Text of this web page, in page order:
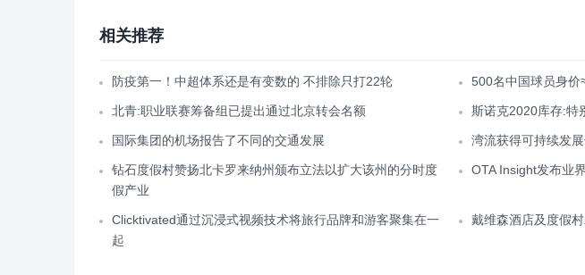
相关推荐
防疫第一！中超体系还是有变数的 不排除只打22轮 500名中国球员身
北青:职业联赛筹备组已提出通过北京转会名额 斯诺克2020库存:特
国际集团的机场报告了不同的交通发展 湾流获得可持续发
钻石度假村赞扬北卡罗来纳州颁布立法以扩大该州的分时度
假产业
OTA Insight发布业
Clicktivated通过沉浸式视频技术将旅行品牌和游客聚集在一
起
戴维森酒店及度假